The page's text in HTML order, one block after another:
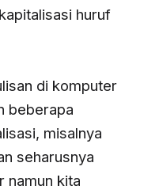
huruf
di komputer
beberapa
misalnya
seharusnya
namun kita